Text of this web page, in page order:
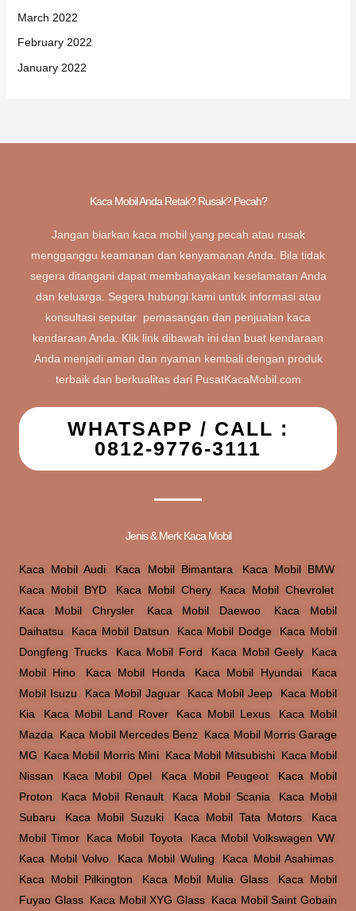
March 2022
February 2022
January 2022
Kaca Mobil Anda Retak? Rusak? Pecah?
Jangan biarkan kaca mobil yang pecah atau rusak
mengganggu keamanan dan kenyamanan Anda. Bila tidak
segera ditangani dapat membahayakan keselamatan Anda
dan keluarga. Segera hubungi kami untuk informasi atau
konsultasi seputar pemasangan dan penjualan kaca
kendaraan Anda. Klik link dibawah ini dan buat kendaraan
Anda menjadi aman dan nyaman kembali dengan produk
terbaik dan berkualitas dari PusatKacaMobil.com
WHATSAPP / CALL :
0812-9776-3111
Jenis & Merk Kaca Mobil
Kaca Mobil Audi Kaca Mobil Bimantara Kaca Mobil BMW,
Kaca Mobil BYD
Kaca Mobil Chery, Kaca Mobil Chevrolet
Kaca Mobil Chrysler, Kaca Mobil Daewoo
Kaca Mobil
Daihatsu
Kaca Mobil Datsun Kaca Mobil Dodge
Kaca Mobil
Dongfeng Trucks, Kaca Mobil Ford Kaca Mobil Geely, Kaca
Mobil Hino
Kaca Mobil Honda Kaca Mobil Hyundai, Kaca
Mobil Isuzu
Kaca Mobil Jaguar, Kaca Mobil Jeep
Kaca Mobil
Kia
Kaca Mobil Land Rover, Kaca Mobil Lexus
Kaca Mobil
Mazda
Kaca Mobil Mercedes Benz Kaca Mobil Morris Garage
MG
Kaca Mobil Morris Mini, Kaca Mobil Mitsubishi, Kaca Mobil
Nissan
Kaca Mobil Opel Kaca Mobil Peugeot
Kaca Mobil
Proton
Kaca Mobil Renault Kaca Mobil Scania
Kaca Mobil
Subaru
Kaca Mobil Suzuki Kaca Mobil Tata Motors, Kaca
Mobil Timor, Kaca Mobil Toyota Kaca Mobil Volkswagen VW,
Kaca Mobil Volvo
Kaca Mobil Wuling Kaca Mobil Asahimas
Kaca Mobil Pilkington
Kaca Mobil Mulia Glass
Kaca Mobil
Fuyao Glass, Kaca Mobil XYG Glass, Kaca Mobil Saint Gobain